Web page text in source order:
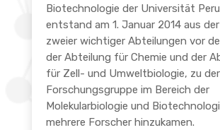
Biotechnologie der Universität
entstand am 1. Januar 2014 aus
zweier wichtiger Abteilungen vor
der Abteilung für Chemie und der
für Zell- und Umweltbiologie, zu
Forschungsgruppe im Bereich der
Molekularbiologie und
mehrere Forscher hinzukamen.